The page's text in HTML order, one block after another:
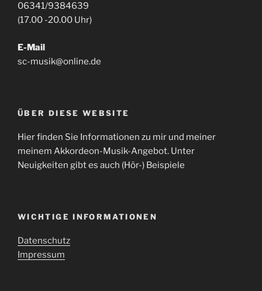
06341/9384639
(17.00 -20.00 Uhr)
E-Mail
sc-musik@online.de
ÜBER DIESE WEBSITE
Hier finden Sie Informationen zu mir und meiner
meinem Akkordeon-Musik-Angebot. Unter
Neuigkeiten gibt es auch (Hör-) Beispiele
WICHTIGE INFORMATIONEN
Datenschutz
Impressum